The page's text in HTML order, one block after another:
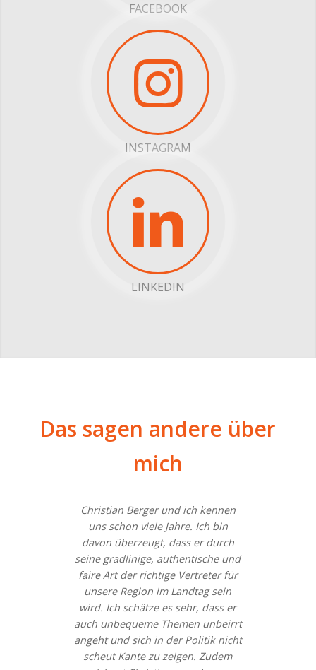
FACEBOOK
INSTAGRAM
LINKEDIN
Das sagen andere über
mich
Christian Berger und ich kennen
uns schon viele Jahre. Ich bin
davon überzeugt, dass er durch
seine gradlinige, authentische und
faire Art der richtige Vertreter für
unsere Region im Landtag sein
wird. Ich schätze es sehr, dass er
auch unbequeme Themen unbeirrt
angeht und sich in der Politik nicht
scheut Kante zu zeigen. Zudem